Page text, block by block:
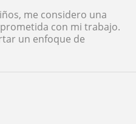
me considero una
con mi trabajo.
un enfoque de